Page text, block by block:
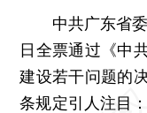
中共广东省委
日全票通过《中
建设若干问题的
条规定引人注目